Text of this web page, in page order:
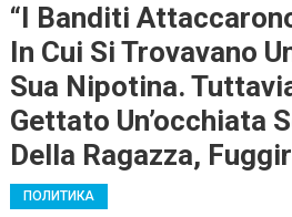
“I Banditi
In Cui Si Trovavano
Sua Nipotina.
Gettato Un’occhiata
Della Ragazza,
ПОЛИТИКА